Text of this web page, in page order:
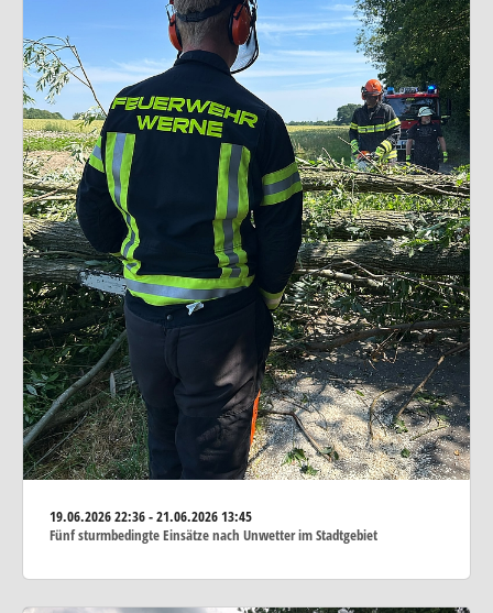
19.06.202622:36 - 21.06.2026 13:45
Fünf sturmbedingte Einsätze nach Unwetter im Stadtgebiet